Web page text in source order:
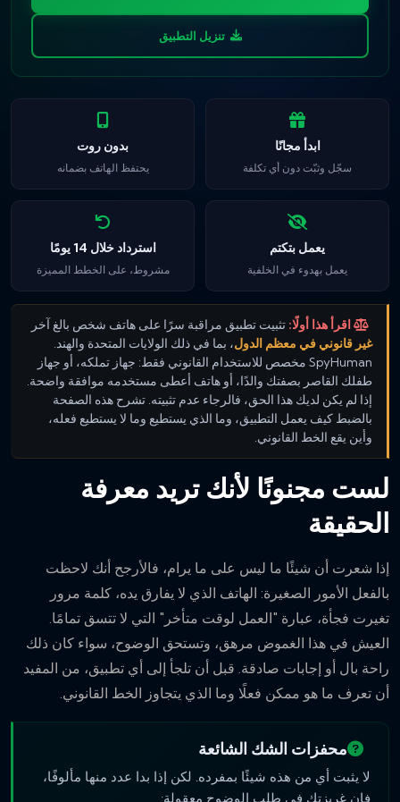
تنزيل التطبيق
ابدأ مجانًا
سجّل وثبّت دون أي تكلفة
بدون روت
يحتفظ الهاتف بضمانه
يعمل بتكتم
يعمل بهدوء في الخلفية
استرداد خلال 14 يومًا
مشروط، على الخطط المميزة
اقرأ هذا أولًا: تثبيت تطبيق مراقبة سرًا على هاتف شخص بالغ آخر
غير قانوني في معظم الدول، بما في ذلك الولايات المتحدة والهند.
SpyHuman مخصص للاستخدام القانوني فقط: جهاز تملكه، أو جهاز
طفلك القاصر بصفتك والدًا، أو هاتف أعطى مستخدمه موافقة واضحة.
إذا لم يكن لديك هذا الحق، فالرجاء عدم تثبيته. تشرح هذه الصفحة
بالضبط كيف يعمل التطبيق، وما الذي يستطيع وما لا يستطيع فعله،
وأين يقع الخط القانوني.
لست مجنونًا لأنك تريد معرفة
الحقيقة
إذا شعرت أن شيئًا ما ليس على ما يرام، فالأرجح أنك لاحظت
بالفعل الأمور الصغيرة: الهاتف الذي لا يفارق يده، كلمة مرور
تغيرت فجأة، عبارة "العمل لوقت متأخر" التي لا تتسق تمامًا.
العيش في هذا الغموض مرهق، وتستحق الوضوح، سواء كان ذلك
راحة بال أو إجابات صادقة. قبل أن تلجأ إلى أي تطبيق، من المفيد
أن تعرف ما هو ممكن فعلًا وما الذي يتجاوز الخط القانوني.
محفزات الشك الشائعة
لا يثبت أي من هذه شيئًا بمفرده. لكن إذا بدا عدد منها مألوفًا،
فإن غريزتك في طلب الوضوح معقولة: